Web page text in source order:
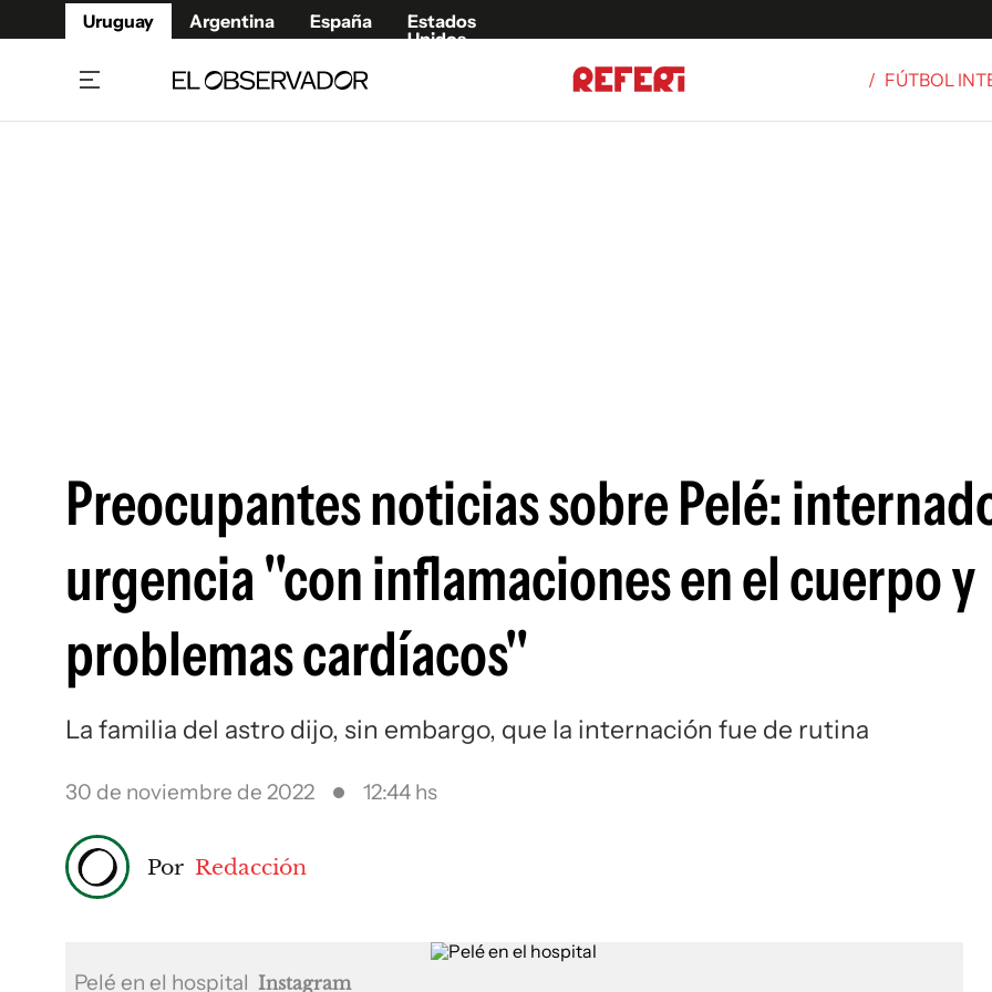
Uruguay Argentina España
Estados
Unidos
/ FÚTBOL
Preocupantes noticias sobre Pelé:
urgencia "con inflamaciones en el cuerpo y
problemas cardíacos"
La familia del astro dijo, sin embargo, que la internación fue de rutina
30 de noviembre de 2022 12:44 hs
Por Redacción
Pelé en el hospital Instagram